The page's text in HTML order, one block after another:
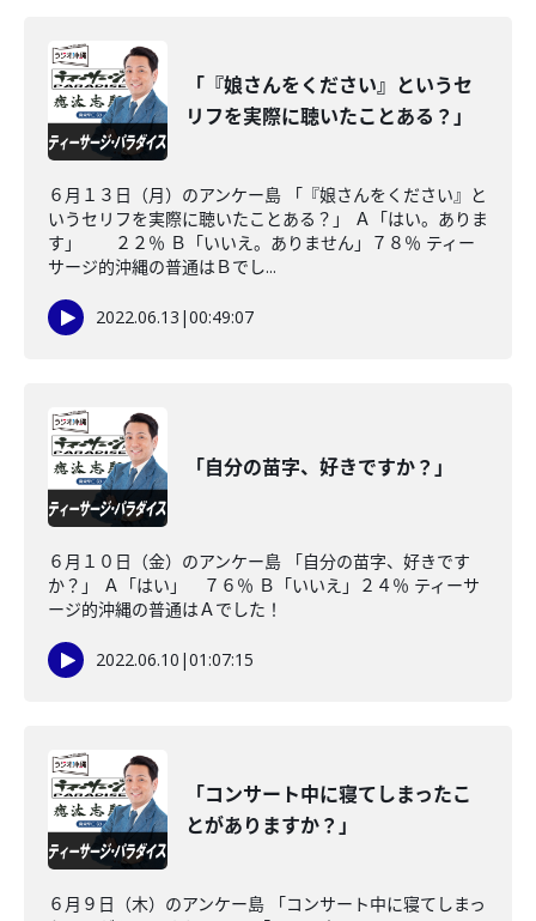
「『娘さんをください』というセ
リフを実際に聴いたことある？」
６月１３日（月）のアンケー島 「『娘さんをください』と
いうセリフを実際に聴いたことある？」 Ａ「はい。ありま
す」 ２２％ Ｂ「いいえ。ありません」７８％ ティー
サージ的沖縄の普通はＢでし...
2022.06.13 |00:49:07
「自分の苗字、好きですか？」
６月１０日（金）のアンケー島 「自分の苗字、好きです
か？」 Ａ「はい」 ７６％ Ｂ「いいえ」２４％ ティーサ
ージ的沖縄の普通はＡでした！
2022.06.10 |01:07:15
「コンサート中に寝てしまったこ
とがありますか？」
６月９日（木）のアンケー島 「コンサート中に寝てしまっ